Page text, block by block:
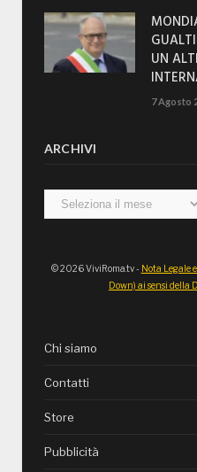
UN
7 Agosto
ARCHIVI
Archivi
© 2026 ViviRoma.tv - Nota Legale
Down) ai sensi della
Chi siamo
Contatti
Store
Pubblicità